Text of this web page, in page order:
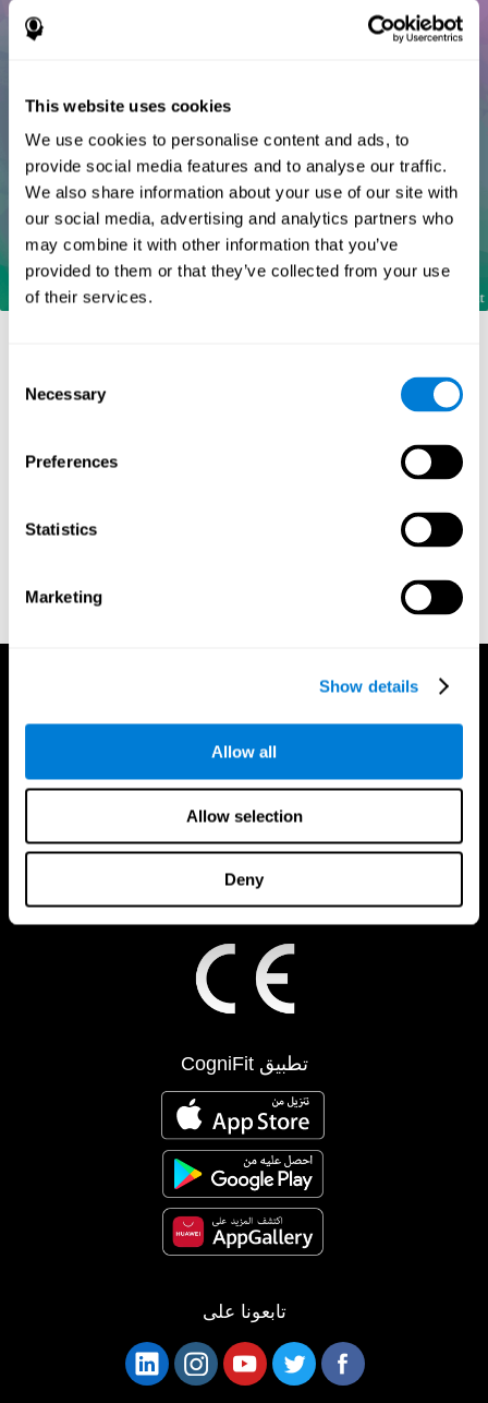
This website uses cookies
We use cookies to personalise content and ads, to
provide social media features and to analyse our traffic.
We also share information about your use of our site with
our social media, advertising and analytics partners who
may combine it with other information that you’ve
provided to them or that they’ve collected from your use
of their services.
Selection
Necessary
Preferences
Statistics
Marketing
Show details
Allow all
Allow selection
Deny
المراجع
Corsi, P.M. (1972). Human memory and the medial temporal
region of the brain (Ph.D.). McGill University.
L. J.; de Haan, E. H. F (2000). "The Corsi Block-Tapping Task:
Standardization and Normative Data". Applied
Wechsler, D. (1945). Wechsler memory scale. Psychological
Corporation
تطبيق CogniFit
تابعونا على